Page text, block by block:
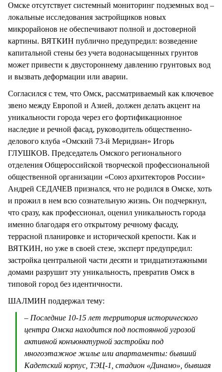
Омске отсутствует системный мониторинг подземных вод –
локальные исследования застройщиков новых
микрорайонов не обеспечивают полной и достоверной
картины. ВЯТКИН публично предупредил: возведение
капитальной стены без учета водонасыщенных грунтов
может привести к двустороннему давлению грунтовых вод
и вызвать деформации или аварии.
Согласился с тем, что Омск, рассматриваемый как ключевое
звено между Европой и Азией, должен делать акцент на
уникальности города через его фортификационное
наследие и речной фасад, руководитель общественно-
делового клуба «Омский 73-й Меридиан» Игорь
ГЛУШКОВ. Председатель Омского регионального
отделения Общероссийской творческой профессиональной
общественной организации «Союз архитекторов России»
Андрей СЕДАЧЕВ признался, что не родился в Омске, хоть
и прожил в нем всю сознательную жизнь. Он подчеркнул,
что сразу, как профессионал, оценил уникальность города
именно благодаря его открытому речному фасаду,
террасной планировке и исторической крепости. Как и
ВЯТКИН, но уже в своей стезе, эксперт предупредил:
застройка центральной части десяти и тридцатиэтажными
домами разрушит эту уникальность, превратив Омск в
типовой город без идентичности.
ШАЛМИН поддержал тему:
– Последние 10-15 лет территория исторического
центра Омска находится под постоянной угрозой
активной конъюнктурной застройки под
многоэтажное жилье или апартаменты: бывший
Кадетский корпус, ТЭЦ-1, стадион «Динамо», бывшая